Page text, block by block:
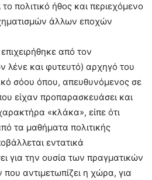
το πολιτικό ήθος και περιεχόμενο
άλλων εποχών
από τον
λένε και φυτευτό) αρχηγό του
σόου όπου, απευθυνόμενος σε
είχαν προπαρασκευάσει και
«κλάκα», είπε ότι
τα μαθήματα πολιτικής
εντατικά
για την ουσία των πραγματικών
αντιμετωπίζει η χώρα, για